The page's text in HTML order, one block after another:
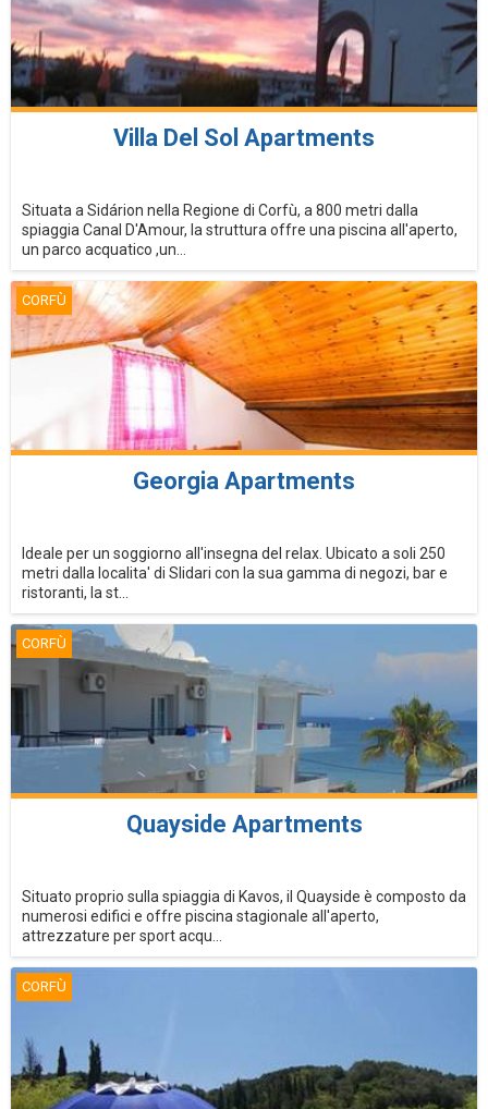
Villa Del Sol Apartments
Situata a Sidárion nella Regione di Corfù, a 800 metri dalla
spiaggia Canal D'Amour, la struttura offre una piscina all'aperto,
un parco acquatico ,un...
CORFÙ
Georgia Apartments
Ideale per un soggiorno all'insegna del relax. Ubicato a soli 250
metri dalla localita' di SIidari con la sua gamma di negozi, bar e
ristoranti, la st...
CORFÙ
Quayside Apartments
Situato proprio sulla spiaggia di Kavos, il Quayside è composto da
numerosi edifici e offre piscina stagionale all'aperto,
attrezzature per sport acqu...
CORFÙ